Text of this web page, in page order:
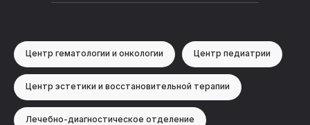
Центр гематологии и онкологии Центр педиатрии
Центр эстетики и восстановительной терапии
Лечебно-диагностическое отделение